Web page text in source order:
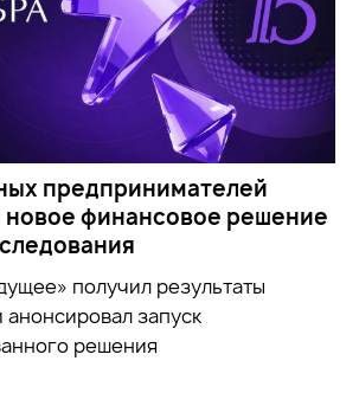
предпринимателей
новое финансовое решение
получил результаты
анонсировал запуск
решения